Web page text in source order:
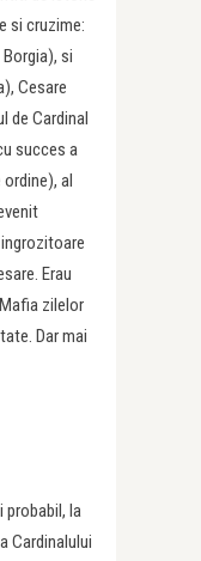
si cruzime:
si
Cesare
de Cardinal
succes a
al
Erau
zilelor
Dar mai
probabil, la
Cardinalului